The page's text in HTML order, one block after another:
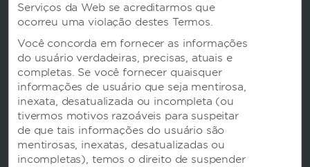
Serviços da Web se acreditarmos que
ocorreu uma violação destes Termos.
Você concorda em fornecer as informações
do usuário verdadeiras, precisas, atuais e
completas. Se você fornecer quaisquer
informações de usuário que seja mentirosa,
inexata, desatualizada ou incompleta (ou
tivermos motivos razoáveis para suspeitar
de que tais informações do usuário são
mentirosas, inexatas, desatualizadas ou
incompletas), temos o direito de suspender
Termos & Políticas